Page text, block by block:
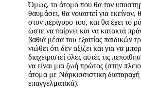
Όμως, το άτομο που θα τον
θαυμάσει, θα νοιαστεί για εκείνον,
στον περίγυρο του, και θα έχει το
ώστε να παίρνει και να κατακτά
βαθιά μέσα του εξαιτίας παιδικών
νιώθει ότι δεν αξίζει και για να
διαχειριστεί όλες αυτές τις
να είναι μια ζωή πρώτος (στην
άτομα με Νάρκισσιστικη διαταραχή
επαγγελματικά).